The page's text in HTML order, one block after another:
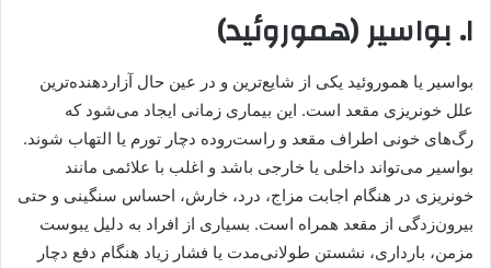
۱. بواسیر (هموروئید)
بواسیر یا هموروئید یکی از شایع‌ترین و در عین حال آزاردهنده‌ترین
علل خونریزی مقعد است. این بیماری زمانی ایجاد می‌شود که
رگ‌های خونی اطراف مقعد و راست‌روده دچار تورم یا التهاب شوند.
بواسیر می‌تواند داخلی یا خارجی باشد و اغلب با علائمی مانند
خونریزی در هنگام اجابت مزاج، درد، خارش، احساس سنگینی و حتی
بیرون‌زدگی از مقعد همراه است. بسیاری از افراد به دلیل یبوست
مزمن، بارداری، نشستن طولانی‌مدت یا فشار زیاد هنگام دفع دچار